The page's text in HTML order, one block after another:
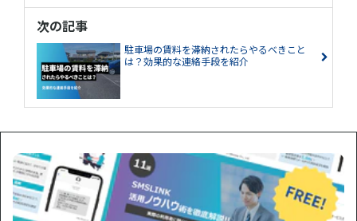
次の記事
駐車場の賃料を滞納されたらやるべきこと
は？効果的な連絡手段を紹介